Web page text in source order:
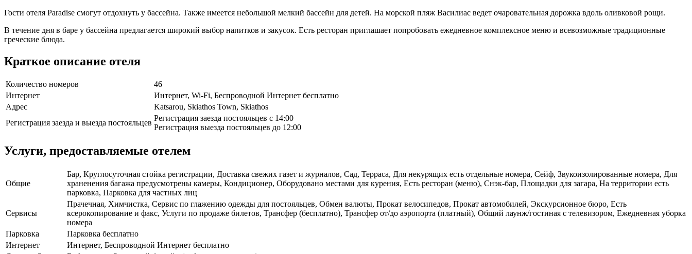
Гости отеля Paradise смогут отдохнуть у бассейна. Также имеется небольшой мелкий бассейн для детей. На морской пляж Василиас ведет очаровательная дорожка вдоль оливковой рощи.
В течение дня в баре у бассейна предлагается широкий выбор напитков и закусок. Есть ресторан приглашает попробовать ежедневное комплексное меню и всевозможные традиционные
греческие блюда.
Краткое описание отеля
Количество номеров
46
Интернет
Интернет, Wi-Fi, Беспроводной Интернет бесплатно
Адрес
Katsarou, Skiathos Town, Skiathos
Регистрация заезда и выезда постояльцев
Регистрация заезда постояльцев с 14:00
Регистрация выезда постояльцев до 12:00
Услуги, предоставляемые отелем
Общие
Бар, Круглосуточная стойка регистрации, Доставка свежих газет и журналов, Сад, Терраса, Для некурящих есть отдельные номера, Сейф, Звукоизолированные номера, Для
храненения багажа предусмотрены камеры, Кондиционер, Оборудовано местами для курения, Есть ресторан (меню), Снэк-бар, Площадки для загара, На территории есть
парковка, Парковка для частных лиц
Сервисы
Прачечная, Химчистка, Сервис по глажению одежды для постояльцев, Обмен валюты, Прокат велосипедов, Прокат автомобилей, Экскурсионное бюро, Есть
ксерокопирование и факс, Услуги по продаже билетов, Трансфер (бесплатно), Трансфер от/до аэропорта (платный), Общий лаунж/гостиная с телевизором, Ежедневная уборка
номера
Парковка
Парковка бесплатно
Интернет
Интернет, Беспроводной Интернет бесплатно